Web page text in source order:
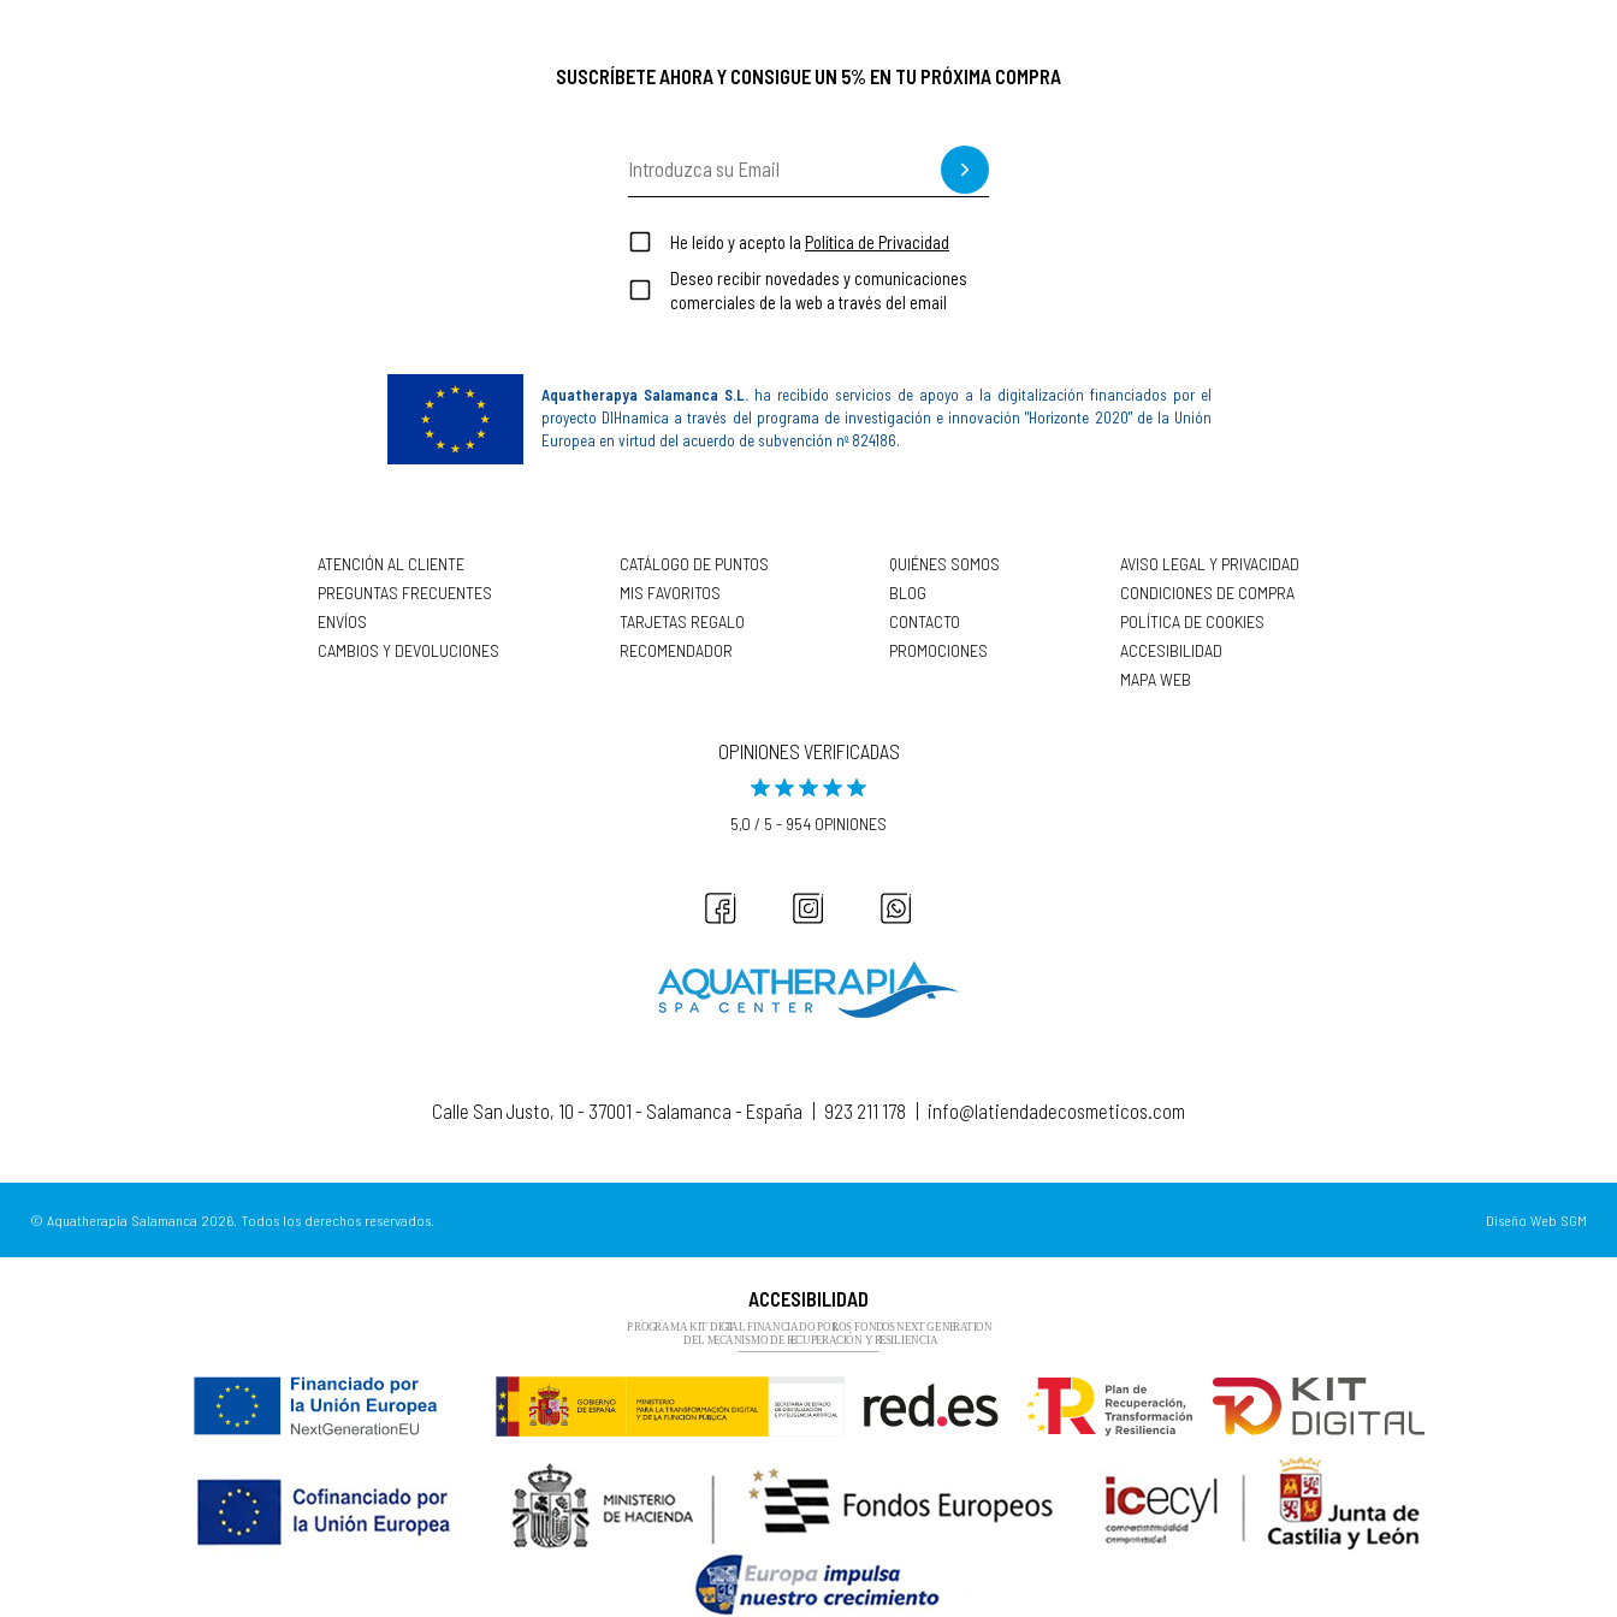
SUSCRÍBETE AHORA Y CONSIGUE UN 5% EN TU PRÓXIMA COMPRA
He leído y acepto la Política de Privacidad
Deseo recibir novedades y comunicaciones
comerciales de la web a través del email
Aquatherapya Salamanca S.L. ha recibido servicios de apoyo a la digitalización financiados por el
proyecto DIHnamica a través del programa de investigación e innovación "Horizonte 2020" de la Unión
Europea en virtud del acuerdo de subvención nº 824186.
ATENCIÓN AL CLIENTE
PREGUNTAS FRECUENTES
ENVÍOS
CAMBIOS Y DEVOLUCIONES
CATÁLOGO DE PUNTOS
MIS FAVORITOS
TARJETAS REGALO
RECOMENDADOR
QUIÉNES SOMOS
BLOG
CONTACTO
PROMOCIONES
AVISO LEGAL Y PRIVACIDAD
CONDICIONES DE COMPRA
POLÍTICA DE COOKIES
ACCESIBILIDAD
MAPA WEB
OPINIONES VERIFICADAS
5,0 / 5 - 954 OPINIONES
Calle San Justo, 10 - 37001 - Salamanca - España 923 211 178 info@latiendadecosmeticos.com
© Aquatherapia Salamanca 2026. Todos los derechos reservados. Diseño Web SGM
ACCESIBILIDAD